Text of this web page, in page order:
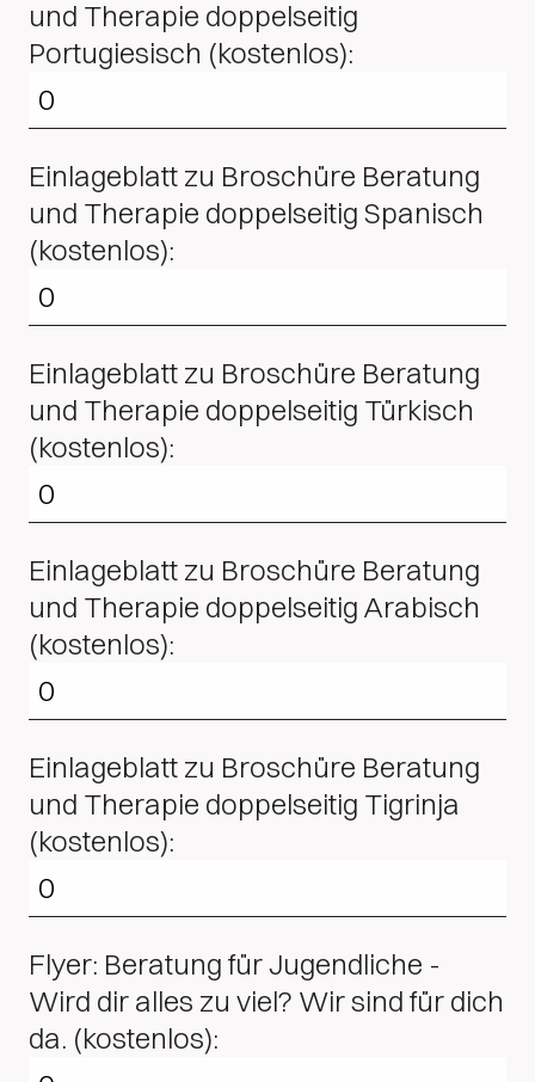
und Therapie doppelseitig
Portugiesisch (kostenlos):
Einlageblatt zu Broschüre Beratung
und Therapie doppelseitig Spanisch
(kostenlos):
Einlageblatt zu Broschüre Beratung
und Therapie doppelseitig Türkisch
(kostenlos):
Einlageblatt zu Broschüre Beratung
und Therapie doppelseitig Arabisch
(kostenlos):
Einlageblatt zu Broschüre Beratung
und Therapie doppelseitig Tigrinja
(kostenlos):
Flyer: Beratung für Jugendliche -
Wird dir alles zu viel? Wir sind für dich
da. (kostenlos):